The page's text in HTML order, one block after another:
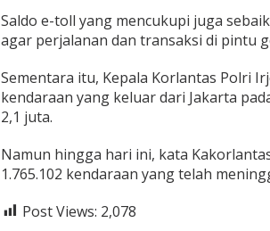
Saldo e-toll yang mencukupi juga
agar perjalanan dan transaksi di pintu
Sementara itu, Kepala Korlantas Polri
kendaraan yang keluar dari Jakarta
2,1 juta.
Namun hingga hari ini, kata
1.765.102 kendaraan yang telah
Post Views: 2,078